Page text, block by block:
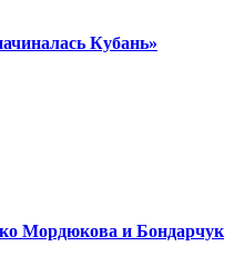
Кубань»
Мордюкова и Бондарчук